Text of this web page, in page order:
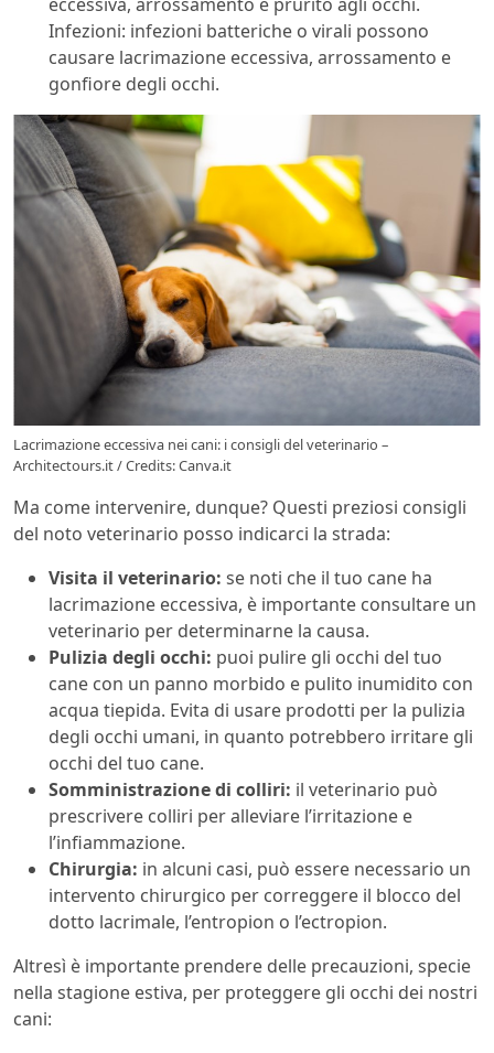
Infezioni: infezioni batteriche o virali possono
causare lacrimazione eccessiva, arrossamento e
gonfiore degli occhi.
Lacrimazione eccessiva nei cani: i consigli del veterinario –
Architectours.it / Credits: Canva.it
Ma come intervenire, dunque? Questi preziosi consigli
del noto veterinario posso indicarci la strada:
Visita il veterinario: se noti che il tuo cane ha
lacrimazione eccessiva, è importante consultare un
veterinario per determinarne la causa.
Pulizia degli occhi: puoi pulire gli occhi del tuo
cane con un panno morbido e pulito inumidito con
acqua tiepida. Evita di usare prodotti per la pulizia
degli occhi umani, in quanto potrebbero irritare gli
occhi del tuo cane.
Somministrazione di colliri: il veterinario può
prescrivere colliri per alleviare l’irritazione e
l’infiammazione.
Chirurgia: in alcuni casi, può essere necessario un
intervento chirurgico per correggere il blocco del
dotto lacrimale, l’entropion o l’ectropion.
Altresì è importante prendere delle precauzioni, specie
nella stagione estiva, per proteggere gli occhi dei nostri
cani: